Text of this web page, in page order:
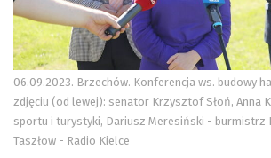
06.09.2023. Brzechów. Konferencja ws. budowy
zdjęciu (od lewej): senator Krzysztof Słoń, Anna
sportu i turystyki, Dariusz Meresiński - burmistrz
Taszłow - Radio Kielce